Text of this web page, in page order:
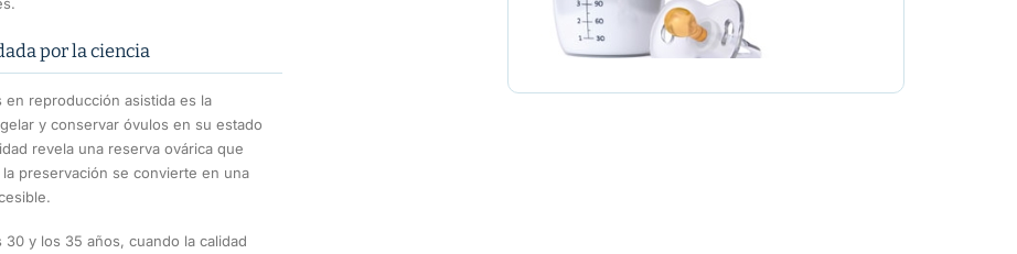
por la ciencia
en reproducción asistida es la
y conservar óvulos en su estado
revela una reserva ovárica que
preservación se convierte en una
y los 35 años, cuando la calidad